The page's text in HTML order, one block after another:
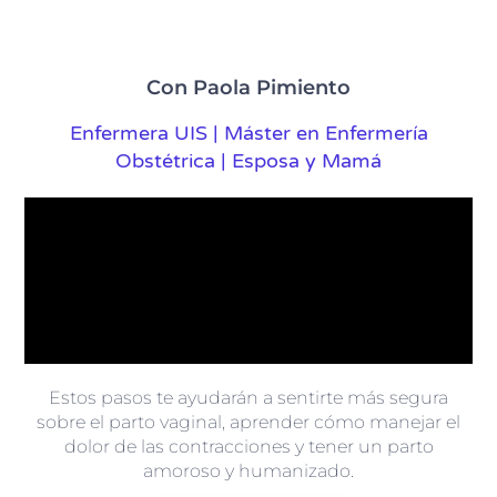
Con Paola Pimiento
Enfermera UIS | Máster en Enfermería
Obstétrica | Esposa y Mamá
Estos pasos te ayudarán a sentirte más segura
sobre el parto vaginal, aprender cómo manejar el
dolor de las contracciones y tener un parto
amoroso y humanizado.